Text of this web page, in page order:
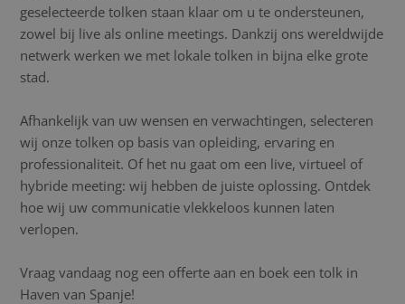
geselecteerde tolken staan klaar om u te ondersteunen,
zowel bij live als online meetings. Dankzij ons wereldwijde
netwerk werken we met lokale tolken in bijna elke grote
stad.
Afhankelijk van uw wensen en verwachtingen, selecteren
wij onze tolken op basis van opleiding, ervaring en
professionaliteit. Of het nu gaat om een live, virtueel of
hybride meeting: wij hebben de juiste oplossing. Ontdek
hoe wij uw communicatie vlekkeloos kunnen laten
verlopen.
Vraag vandaag nog een offerte aan en boek een tolk in
Haven van Spanje!